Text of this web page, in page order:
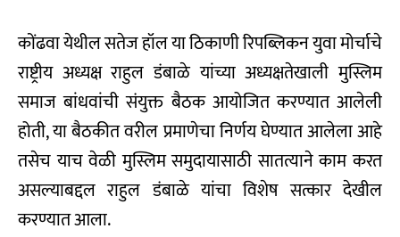
कोंढवा येथील सतेज हॉल या ठिकाणी रिपब्लिकन युवा मोर्चाचे
राष्ट्रीय अध्यक्ष राहुल डंबाळे यांच्या अध्यक्षतेखाली मुस्लिम
समाज बांधवांची संयुक्त बैठक आयोजित करण्यात आलेली
होती, या बैठकीत वरील प्रमाणेचा निर्णय घेण्यात आलेला आहे
तसेच याच वेळी मुस्लिम समुदायासाठी सातत्याने काम करत
असल्याबद्दल राहुल डंबाळे यांचा विशेष सत्कार देखील
करण्यात आला.